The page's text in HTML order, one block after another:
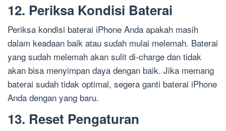
12. Periksa Kondisi Baterai
Periksa kondisi baterai iPhone Anda apakah masih
dalam keadaan baik atau sudah mulai melemah. Baterai
yang sudah melemah akan sulit di-charge dan tidak
akan bisa menyimpan daya dengan baik. Jika memang
baterai sudah tidak optimal, segera ganti baterai iPhone
Anda dengan yang baru.
13. Reset Pengaturan